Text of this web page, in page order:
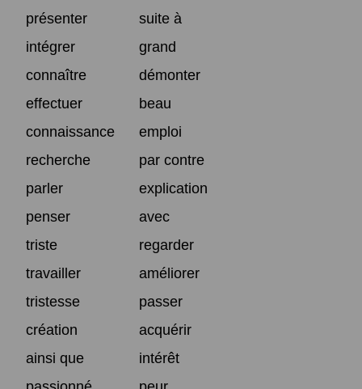
présenter
suite à
intégrer
grand
connaître
démonter
effectuer
beau
connaissance
emploi
recherche
par contre
parler
explication
penser
avec
triste
regarder
travailler
améliorer
tristesse
passer
création
acquérir
ainsi que
intérêt